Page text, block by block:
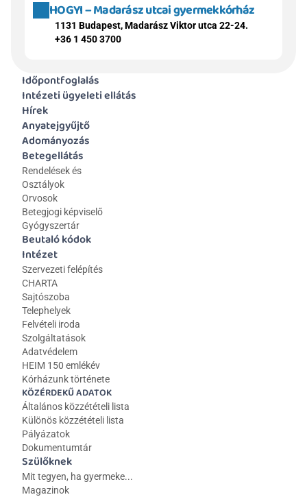
HOGYI – Madarász utcai gyermekkórház
1131 Budapest, Madarász Viktor utca 22-24.
+36 1 450 3700
Időpontfoglalás
Intézeti ügyeleti ellátás
Hírek
Anyatejgyűjtő
Adományozás
Betegellátás
Rendelések és
Osztályok
Orvosok
Betegjogi képviselő
Gyógyszertár
Beutaló kódok
Intézet
Szervezeti felépítés
CHARTA
Sajtószoba
Telephelyek
Felvételi iroda
Szolgáltatások
Adatvédelem
HEIM 150 emlékév
Kórházunk története
KÖZÉRDEKŰ ADATOK
Általános közzétételi lista
Különös közzétételi lista
Pályázatok
Dokumentumtár
Szülőknek
Mit tegyen, ha gyermeke...
Magazinok